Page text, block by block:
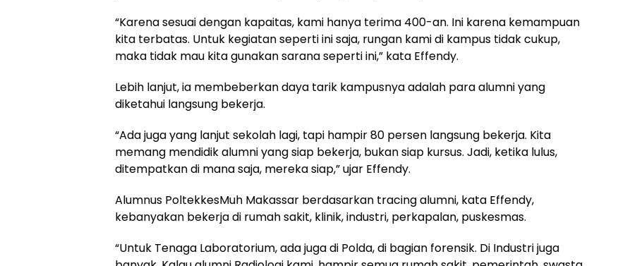
“Karena sesuai dengan kapaitas, kami hanya terima 400-an. Ini karena kemampuan
kita terbatas. Untuk kegiatan seperti ini saja, rungan kami di kampus tidak cukup,
maka tidak mau kita gunakan sarana seperti ini,” kata Effendy.
Lebih lanjut, ia membeberkan daya tarik kampusnya adalah para alumni yang
diketahui langsung bekerja.
“Ada juga yang lanjut sekolah lagi, tapi hampir 80 persen langsung bekerja. Kita
memang mendidik alumni yang siap bekerja, bukan siap kursus. Jadi, ketika lulus,
ditempatkan di mana saja, mereka siap,” ujar Effendy.
Alumnus PoltekkesMuh Makassar berdasarkan tracing alumni, kata Effendy,
kebanyakan bekerja di rumah sakit, klinik, industri, perkapalan, puskesmas.
“Untuk Tenaga Laboratorium, ada juga di Polda, di bagian forensik. Di Industri juga